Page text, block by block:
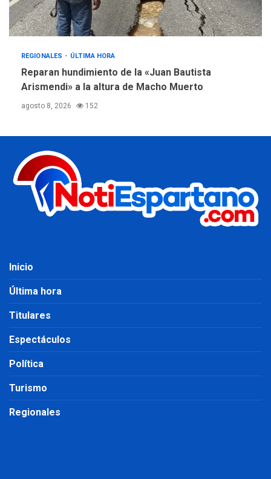
REGIONALES ÚLTIMA HORA
Reparan hundimiento de la «Juan Bautista
Arismendi» a la altura de Macho Muerto
agosto 8, 2026 152
Inicio
Última hora
Titulares
Espectáculos
Política
Turismo
Regionales